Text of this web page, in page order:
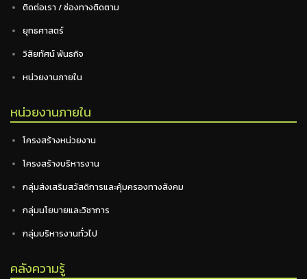
ติดต่อเรา / ช่องทางติดตาม
ยุทธศาสตร์
วิสัยทัศน์ พันธกิจ
หน่วยงานภายใน
หน่วยงานภายใน
โครงสร้างหน่วยงาน
โครงสร้างบริหารงาน
กลุ่มส่งเสริมสวัสดิการและคุ้มครองทางสังคม
กลุ่มนโยบายและวิชาการ
กลุ่มบริหารงานทั่วไป
คลังความรู้